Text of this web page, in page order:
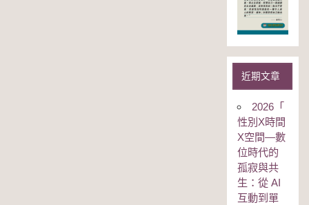
近期文章
2026「
性別Χ時間
Χ空間—數
位時代的
孤寂與共
生：從 AI
互動到單